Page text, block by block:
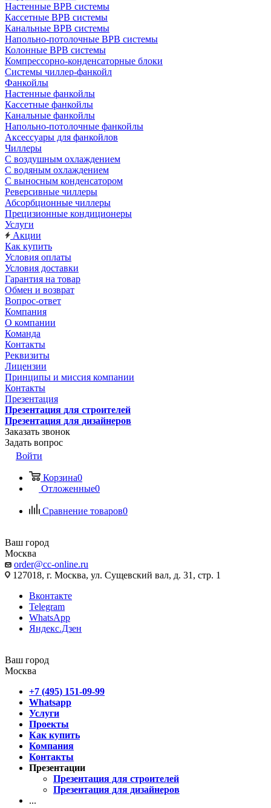
Настенные ВРВ системы
Кассетные ВРВ системы
Канальные ВРВ системы
Напольно-потолочные ВРВ системы
Колонные ВРВ системы
Компрессорно-конденсаторные блоки
Системы чиллер-фанкойл
Фанкойлы
Настенные фанкойлы
Кассетные фанкойлы
Канальные фанкойлы
Напольно-потолочные фанкойлы
Аксессуары для фанкойлов
Чиллеры
С воздушным охлаждением
С водяным охлаждением
С выносным конденсатором
Реверсивные чиллеры
Абсорбционные чиллеры
Прецизионные кондиционеры
Услуги
Акции
Как купить
Условия оплаты
Условия доставки
Гарантия на товар
Обмен и возврат
Вопрос-ответ
Компания
О компании
Команда
Контакты
Реквизиты
Лицензии
Принципы и миссия компании
Контакты
Презентация
Презентация для строителей
Презентация для дизайнеров
Заказать звонок
Задать вопрос
Войти
Корзина0
Отложенные0
Сравнение товаров0
Ваш город
Москва
order@cc-online.ru
127018, г. Москва, ул. Сущевский вал, д. 31, стр. 1
Вконтакте
Telegram
WhatsApp
Яндекс.Дзен
Ваш город
Москва
+7 (495) 151-09-99
Whatsapp
Услуги
Проекты
Как купить
Компания
Контакты
Презентации
Презентация для строителей
Презентация для дизайнеров
...